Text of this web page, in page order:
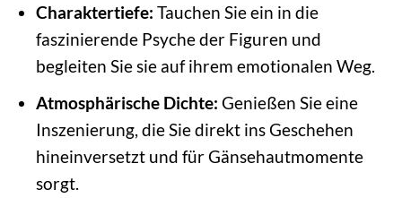
Charaktertiefe: Tauchen Sie ein in die
faszinierende Psyche der Figuren und
begleiten Sie sie auf ihrem emotionalen Weg.
Atmosphärische Dichte: Genießen Sie eine
Inszenierung, die Sie direkt ins Geschehen
hineinversetzt und für Gänsehautmomente
sorgt.